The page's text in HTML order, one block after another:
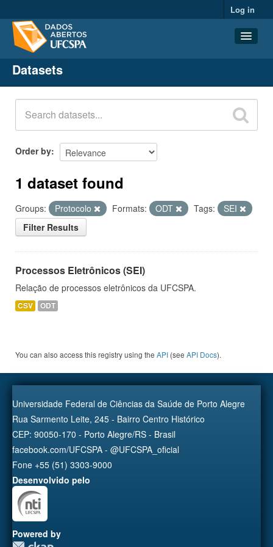
Log in
Datasets
Organizations
Groups
About
Datasets
Order by
1 dataset found
Groups: Protocolo Formats: ODT Tags:
SEI
Filter Results
Processos Eletrônicos (SEI)
Relação de processos eletrônicos da UFCSPA.
CSV ODT
You can also access this registry using the API (see API Docs).
Universidade Federal de Ciências da Saúde de Porto Alegre
Rua Sarmento Leite, 245 - Bairro Centro Histórico
CEP: 90050-170 - Porto Alegre/RS - Brasil
facebook.com/UFCSPA - @UFCSPA_oficial
Fone +55 (51) 3303-9000
Desenvolvido pelo
Powered by